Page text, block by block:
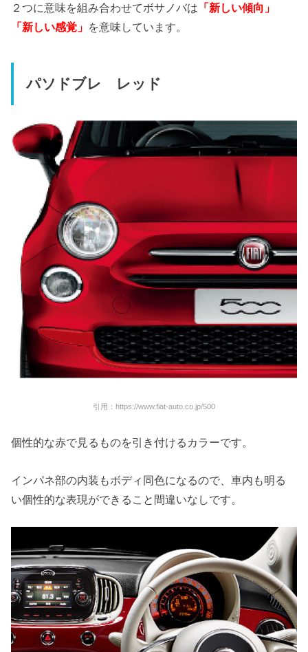
２つに意味を組み合わせてボサノバは 「新しい傾向」
「新しい感覚」 を意味しています。
パソドブレ レッド
引用：https://www.fiat-auto.co.jp/500
個性的な赤で見るものを引き付けるカラーです。
インパネ部の内装もボディ同色になるので、車内も明る
い個性的な表現ができること間違いなしです。